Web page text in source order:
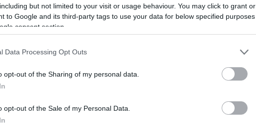
but not limited to your visit or usage behaviour. You may click to grant or
to Google and its third-party tags to use your data for below specified purposes
consent section.
Data Processing Opt Outs
opt-out of the Sharing of my personal data.
opt-out of the Sale of my Personal Data.